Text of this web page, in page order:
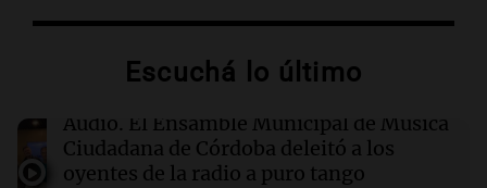
escuelas y actividades turísticas en varias
00:32 Clima
Clima en Salta: cómo estará el tiempo este
sábado 8 de agosto
Escuchá lo último
Audio. El Ensamble Municipal de Música
Ciudadana de Córdoba deleitó a los
oyentes de la radio a puro tango